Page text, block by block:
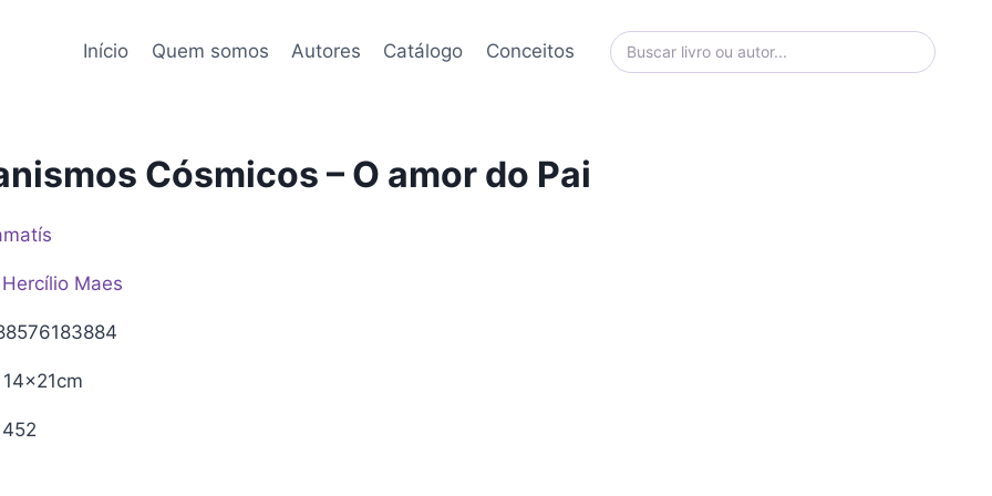
Início Quem somos Autores Catálogo Conceitos
Cósmicos – O amor do Pai
Hercílio Maes
14x21cm
452